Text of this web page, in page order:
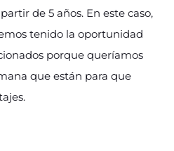
de 5 años. En este caso,
tenido la oportunidad
porque queríamos
que están para que